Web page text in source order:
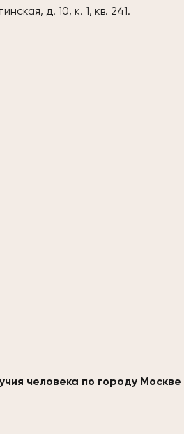
д. 10, к. 1, кв. 241.
человека по городу